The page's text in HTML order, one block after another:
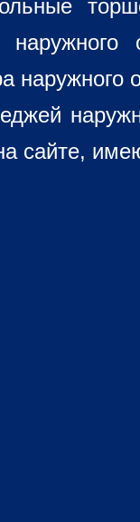
наружного
сайте,